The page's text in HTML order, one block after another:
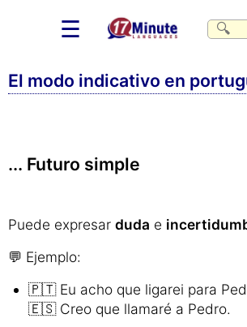
☰
El modo indicativo en
... Futuro simple
Puede expresar duda e
💬 Ejemplo:
🇵🇹 Eu acho que ligarei para
🇪🇸 Creo que llamaré a Pedro.